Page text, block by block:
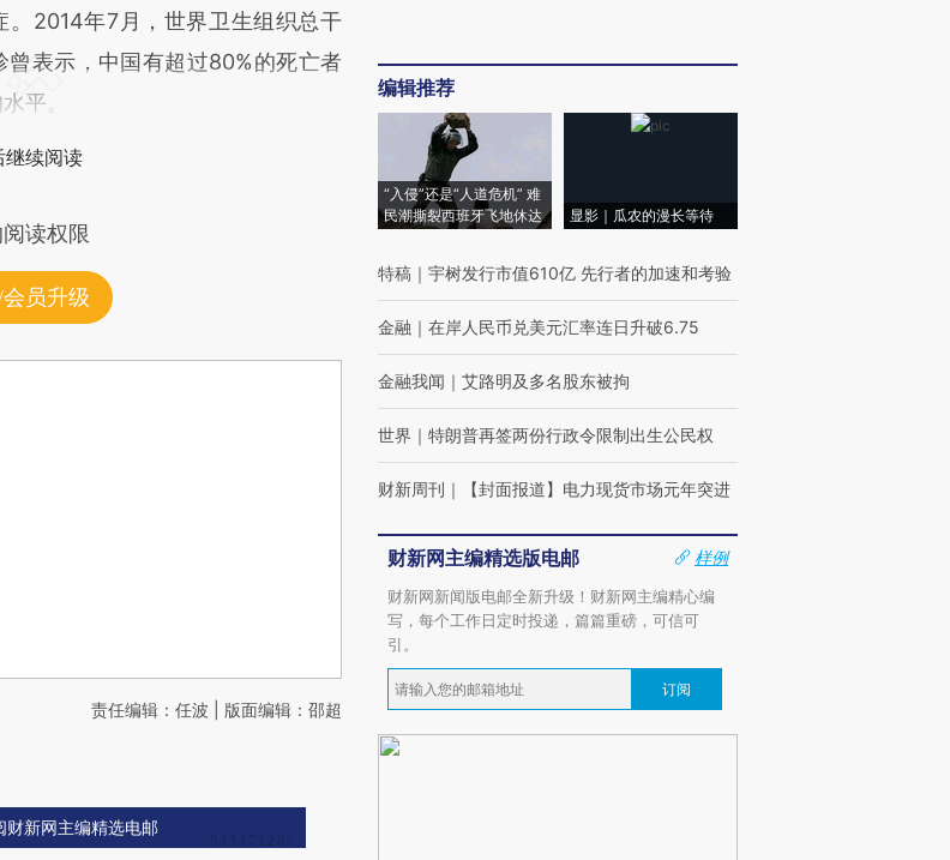
。2014年7月，世界卫生组织总干
曾表示，中国有超过80%的死亡者
平。
继续阅读
读权限
员升级
责任编辑：任波 | 版面编辑：邵超
财新网主编精选电邮
编辑推荐
“入侵”还是“人道危机” 难
民潮撕裂西班牙飞地休达
显影｜瓜农的漫长等待
特稿 ｜ 宇树发行市值610亿 先行者的加速和考验
金融 ｜ 在岸人民币兑美元汇率连日升破6.75
金融我闻 ｜ 艾路明及多名股东被拘
世界 ｜ 特朗普再签两份行政令限制出生公民权
财新周刊 ｜ 【封面报道】电力现货市场元年突进
财新网主编精选版电邮
样例
财新网新闻版电邮全新升级！财新网主编精心编
写，每个工作日定时投递，篇篇重磅，可信可
引。
订阅